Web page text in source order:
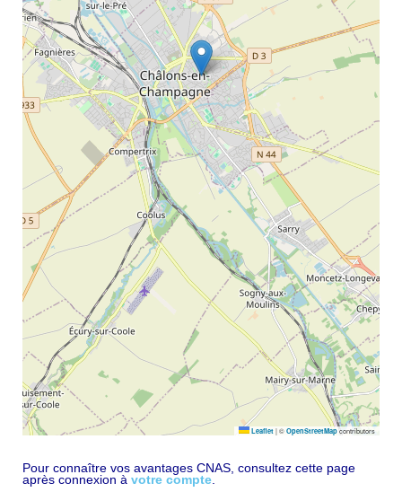
Leaflet |© OpenStreetMapcontributors
Pour connaître vos avantages CNAS, consultez cette page
après connexion à votre compte.